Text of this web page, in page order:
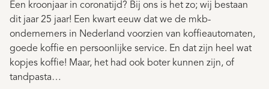
Een kroonjaar in coronatijd? Bij ons is het zo; wij bestaan
dit jaar 25 jaar! Een kwart eeuw dat we de mkb-
ondernemers in Nederland voorzien van koffieautomaten,
goede koffie en persoonlijke service. En dat zijn heel wat
kopjes koffie! Maar, het had ook boter kunnen zijn, of
tandpasta…